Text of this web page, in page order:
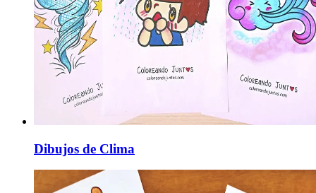
Dibujos de Clima